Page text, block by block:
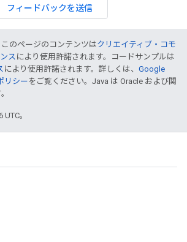
フィードバックを送信
のページのコンテンツはクリエイティブ・コモ
ス により使用許諾されます。コードサンプルは
により使用許諾されます。詳しくは、 Google
リシー をご覧ください。Java は Oracle および関
。